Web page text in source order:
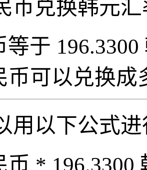
币兑换韩元
等于
币可以兑换成
用以下公式
币 * 196.3300